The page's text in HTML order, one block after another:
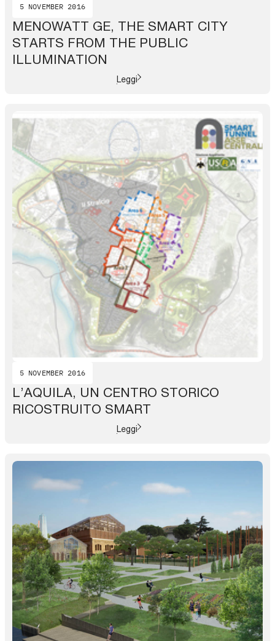
5 NOVEMBER 2016
MENOWATT GE, THE SMART CITY
STARTS FROM THE PUBLIC
ILLUMINATION
Leggi
5 NOVEMBER 2016
L’AQUILA, UN CENTRO STORICO
RICOSTRUITO SMART
Leggi